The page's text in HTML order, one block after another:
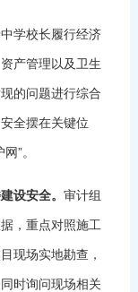
学校长履行经济
产管理以及卫生
的问题进行综合
全摆在关键位
”。
设安全。 审计组
，重点对照施工
现场实地勘查，
时询问现场相关